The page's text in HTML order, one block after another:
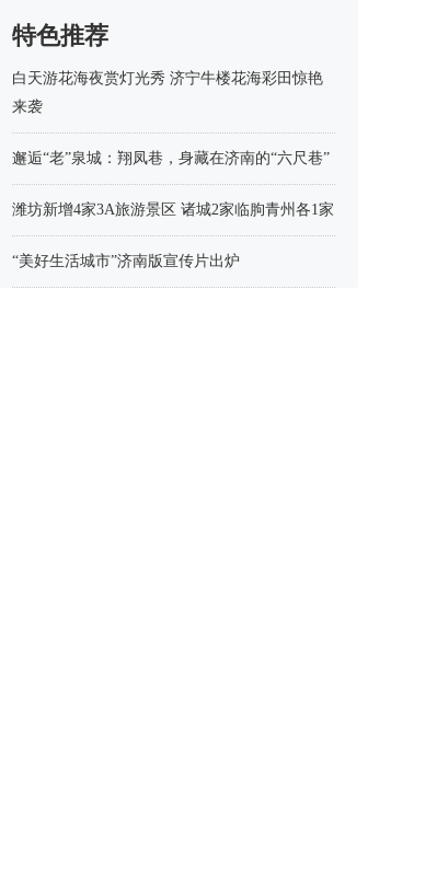
特色推荐
白天游花海夜赏灯光秀 济宁牛楼花海彩田惊艳
来袭
邂逅“老”泉城：翔凤巷，身藏在济南的“六尺巷”
潍坊新增4家3A旅游景区 诸城2家临朐青州各1家
“美好生活城市”济南版宣传片出炉